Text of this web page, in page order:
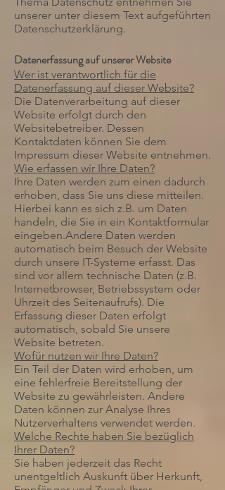
unserer unter diesem Text aufgeführten
Datenschutzerklärung.
Datenerfassung auf unserer Website
Wer ist verantwortlich für die
Datenerfassung auf dieser Website?
Die Datenverarbeitung auf dieser
Website erfolgt durch den
Websitebetreiber. Dessen
Kontaktdaten können Sie dem
Impressum dieser Website entnehmen.
Wie erfassen wir Ihre Daten?
Ihre Daten werden zum einen dadurch
erhoben, dass Sie uns diese mitteilen.
Hierbei kann es sich z.B. um Daten
handeln, die Sie in ein Kontaktformular
eingeben.Andere Daten werden
automatisch beim Besuch der Website
durch unsere IT-Systeme erfasst. Das
sind vor allem technische Daten (z.B.
Internetbrowser, Betriebssystem oder
Uhrzeit des Seitenaufrufs). Die
Erfassung dieser Daten erfolgt
automatisch, sobald Sie unsere
Website betreten.
Wofür nutzen wir Ihre Daten?
Ein Teil der Daten wird erhoben, um
eine fehlerfreie Bereitstellung der
Website zu gewährleisten. Andere
Daten können zur Analyse Ihres
Nutzerverhaltens verwendet werden.
Welche Rechte haben Sie bezüglich
Ihrer Daten?
Sie haben jederzeit das Recht
unentgeltlich Auskunft über Herkunft,